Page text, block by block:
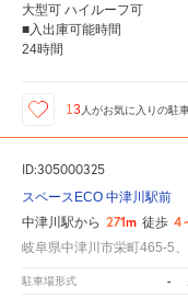
大型可 ハイルーフ可
■入出庫可能時間
24時間
13人がお気に入りの駐
ID:305000325
スペースECO 中津川駅前
中津川駅から 271m 徒歩 4
岐阜県中津川市栄町465-5
駐車場形式 -